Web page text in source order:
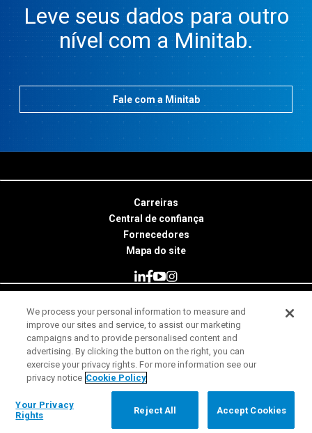
Leve seus dados para outro
nível com a Minitab.
Fale com a Minitab
Carreiras
Central de confiança
Fornecedores
Mapa do site
© 2026 Minitab, LLC. All Rights Reserved.
Termos de uso
Aviso de Privacidade
Nota legal
We process your personal information to measure and
improve our sites and service, to assist our marketing
campaigns and to provide personalised content and
advertising. By clicking the button on the right, you can
exercise your privacy rights. For more information see our
privacy notice Cookie Policy
Your Privacy
Rights
Reject All Accept Cookies